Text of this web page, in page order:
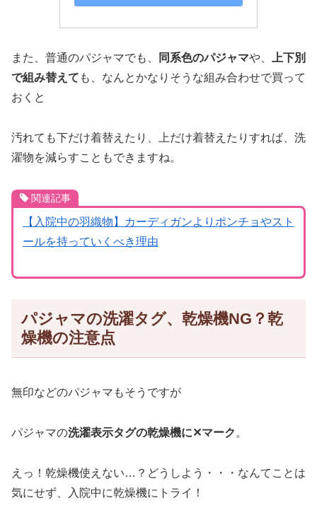
また、普通のパジャマでも、 同系色のパジャマや、
上下別
で組み替えて も、なんとかなりそうな組み合わせで買って
おくと
汚れても下だけ着替えたり、上だけ着替えたりすれば、洗
濯物を減らすこともできますね。
関連記事
【入院中の羽織物】カーディガンよりポンチョやスト
ールを持っていくべき理由
パジャマの洗濯タグ、乾燥機NG？乾
燥機の注意点
無印などのパジャマもそうですが
パジャマの洗濯表示タグの乾燥機に✕マーク 。
えっ！乾燥機使えない…？どうしよう・・・なんてことは
気にせず、入院中に乾燥機にトライ！